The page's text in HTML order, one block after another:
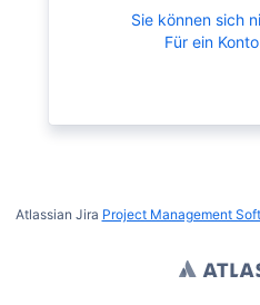
Sie können sich
Für ein
Atlassian Jira Project Management